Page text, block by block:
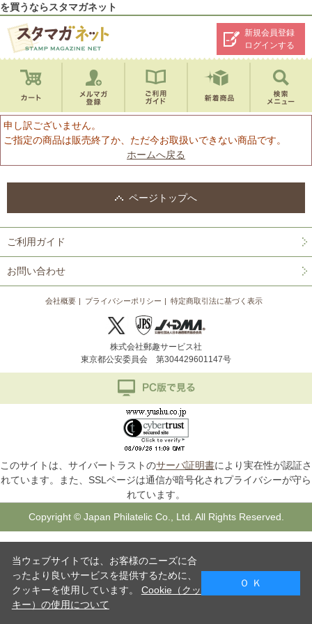
を買うならスタマガネット
新規会員登録
ログインする
申し訳ございません。
ご指定の商品は販売終了か、ただ今お取扱いできない商品です。
ホームへ戻る
ページトップへ
ご利用ガイド
お問い合わせ
会社概要 プライバシーポリシー 特定商取引法に基づく表示
株式会社郵趣サービス社
東京都公安委員会 第304429601147号
このサイトは、サイバートラストのサーバ証明書により実在性が認証さ
れています。また、SSLページは通信が暗号化されプライバシーが守ら
れています。
Copyright © Japan Philatelic Co., Ltd. All Rights Reserved.
当ウェブサイトでは、お客様のニーズに合
ったより良いサービスを提供するために、
クッキーを使用しています。 Cookie（クッ
キー）の使用について
Ｏ Ｋ